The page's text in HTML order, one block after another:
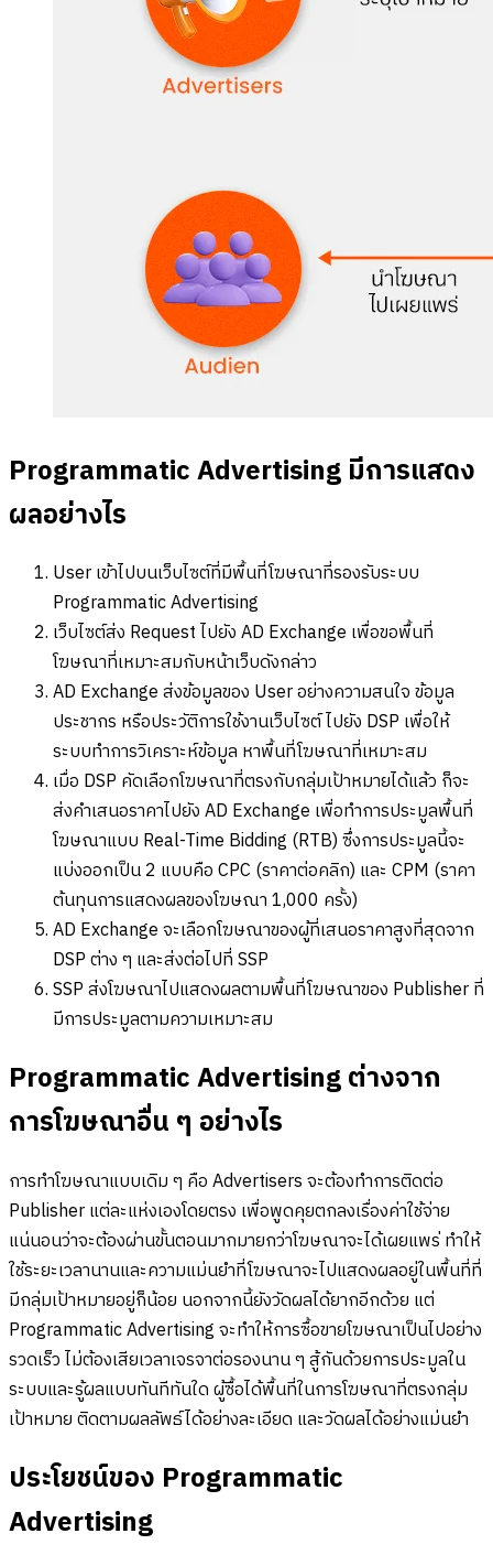
Programmatic Advertising มีการแสดง
ผลอย่างไร
User เข้าไปบนเว็บไซต์ที่มีพื้นที่โฆษณาที่รองรับระบบ
Programmatic Advertising
เว็บไซต์ส่ง Request ไปยัง AD Exchange เพื่อขอพื้นที่
โฆษณาที่เหมาะสมกับหน้าเว็บดังกล่าว
AD Exchange ส่งข้อมูลของ User อย่างความสนใจ ข้อมูล
ประชากร หรือประวัติการใช้งานเว็บไซต์ ไปยัง DSP เพื่อให้
ระบบทำการวิเคราะห์ข้อมูล หาพื้นที่โฆษณาที่เหมาะสม
เมื่อ DSP คัดเลือกโฆษณาที่ตรงกับกลุ่มเป้าหมายได้แล้ว ก็จะ
ส่งคำเสนอราคาไปยัง AD Exchange เพื่อทำการประมูลพื้นที่
โฆษณาแบบ Real-Time Bidding (RTB) ซึ่งการประมูลนี้จะ
แบ่งออกเป็น 2 แบบคือ CPC (ราคาต่อคลิก) และ CPM (ราคา
ต้นทุนการแสดงผลของโฆษณา 1,000 ครั้ง)
AD Exchange จะเลือกโฆษณาของผู้ที่เสนอราคาสูงที่สุดจาก
DSP ต่าง ๆ และส่งต่อไปที่ SSP
SSP ส่งโฆษณาไปแสดงผลตามพื้นที่โฆษณาของ Publisher ที่
มีการประมูลตามความเหมาะสม
Programmatic Advertising ต่างจาก
การโฆษณาอื่น ๆ อย่างไร
การทำโฆษณาแบบเดิม ๆ คือ Advertisers จะต้องทำการติดต่อ
Publisher แต่ละแห่งเองโดยตรง เพื่อพูดคุยตกลงเรื่องค่าใช้จ่าย
แน่นอนว่าจะต้องผ่านขั้นตอนมากมายกว่าโฆษณาจะได้เผยแพร่ ทำให้
ใช้ระยะเวลานานและความแม่นยำที่โฆษณาจะไปแสดงผลอยู่ในพื้นที่ที่
มีกลุ่มเป้าหมายอยู่ก็น้อย นอกจากนี้ยังวัดผลได้ยากอีกด้วย แต่
Programmatic Advertising จะทำให้การซื้อขายโฆษณาเป็นไปอย่าง
รวดเร็ว ไม่ต้องเสียเวลาเจรจาต่อรองนาน ๆ สู้กันด้วยการประมูลใน
ระบบและรู้ผลแบบทันทีทันใด ผู้ซื้อได้พื้นที่ในการโฆษณาที่ตรงกลุ่ม
เป้าหมาย ติดตามผลลัพธ์ได้อย่างละเอียด และวัดผลได้อย่างแม่นยำ
ประโยชน์ของ Programmatic
Advertising